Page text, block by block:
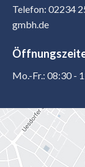
Telefon: 02234
gmbh.de
Mo.-Fr.: 08:30 -